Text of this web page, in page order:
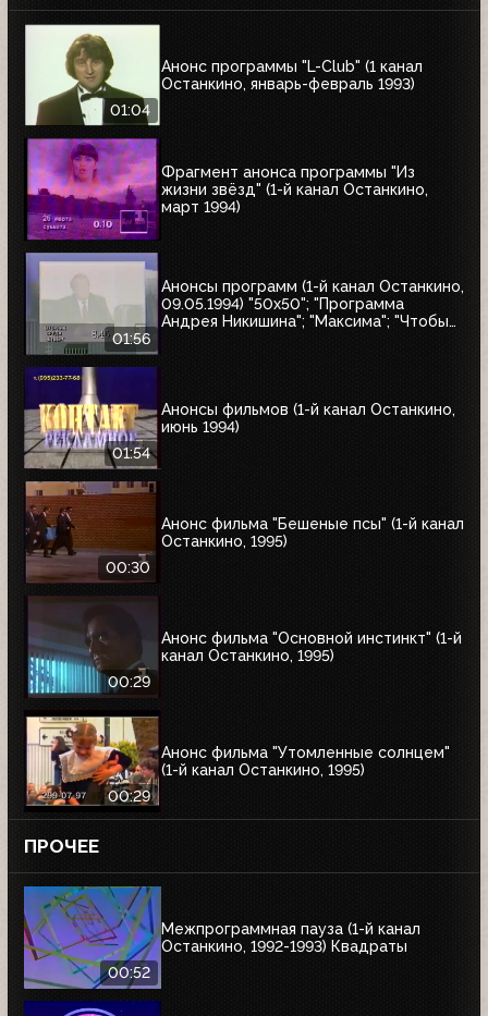
01:04
Анонс программы "L-Club" (1 канал
Останкино, январь-февраль 1993)
Фрагмент анонса программы "Из
жизни звёзд" (1-й канал Останкино,
март 1994)
01:56
Анонсы программ (1-й канал Останкино,
09.05.1994) "50x50"; "Программа
Андрея Никишина"; "Максима"; "Чтобы
01:54
Анонсы фильмов (1-й канал Останкино,
июнь 1994)
00:30
Анонс фильма "Бешеные псы" (1-й канал
Останкино, 1995)
00:29
Анонс фильма "Основной инстинкт" (1-й
канал Останкино, 1995)
00:29
Анонс фильма "Утомленные солнцем"
(1-й канал Останкино, 1995)
ПРОЧЕЕ
00:52
Межпрограммная пауза (1-й канал
Останкино, 1992-1993) Квадраты